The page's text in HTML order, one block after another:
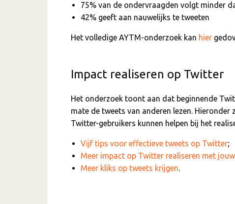
75% van de ondervraagden volgt minder
42% geeft aan nauwelijks te tweeten
Het volledige AYTM-onderzoek kan hier
Impact realiseren op Twitter
Het onderzoek toont aan dat beginnende
mate de tweets van anderen lezen. Hieronder
Twitter-gebruikers kunnen helpen bij het
Vijf tips voor effectieve tweets op Twitter;
Meer impact op Twitter realiseren met
Meer kliks op tweets krijgen.